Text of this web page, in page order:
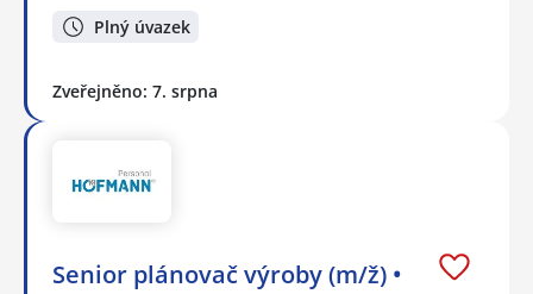
Plný úvazek
Zveřejněno: 7. srpna
Senior plánovač výroby (m/ž) •